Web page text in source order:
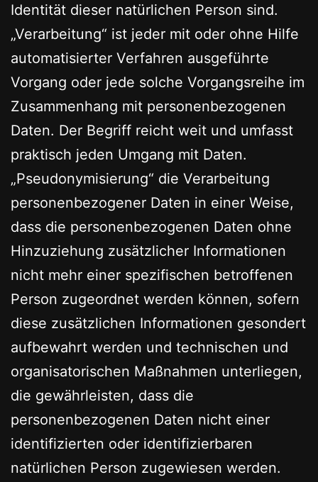
Identität dieser natürlichen Person sind.
„Verarbeitung“ ist jeder mit oder ohne Hilfe
automatisierter Verfahren ausgeführte
Vorgang oder jede solche Vorgangsreihe im
Zusammenhang mit personenbezogenen
Daten. Der Begriff reicht weit und umfasst
praktisch jeden Umgang mit Daten.
„Pseudonymisierung“ die Verarbeitung
personenbezogener Daten in einer Weise,
dass die personenbezogenen Daten ohne
Hinzuziehung zusätzlicher Informationen
nicht mehr einer spezifischen betroffenen
Person zugeordnet werden können, sofern
diese zusätzlichen Informationen gesondert
aufbewahrt werden und technischen und
organisatorischen Maßnahmen unterliegen,
die gewährleisten, dass die
personenbezogenen Daten nicht einer
identifizierten oder identifizierbaren
natürlichen Person zugewiesen werden.